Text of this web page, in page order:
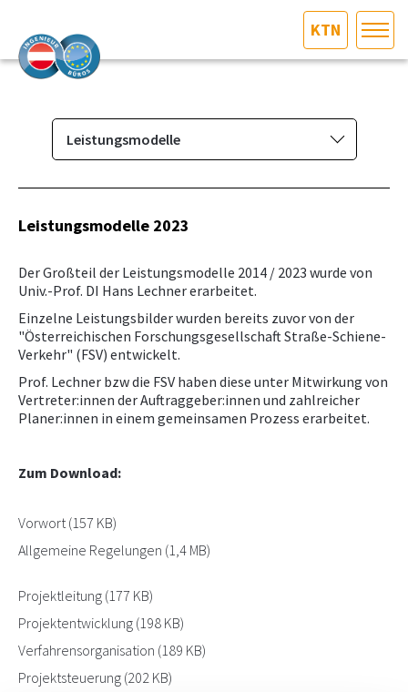
KTN
AKTUELLES/INGOO
DAS INGENIEURBÜRO
MITGLIEDER­VERZEICHNIS
SERVICE
KONTAKT
BETRIEBSCHECK
Leistungsmodelle
Das Ingenieurbüro
Berufsbild & Gründung
Vorbereitungskurs und
Befähigungsprüfung
Normenpaket
Ausschreibungsplattform
Leistungsbilder/Leistungsmodelle
Leistungsmodelle
Kalkulationsempfehlung
Leistungsmodelle 2023
Der Großteil der Leistungsmodelle 2014 / 2023 wurde von
Univ.-Prof. DI Hans Lechner erarbeitet.
Einzelne Leistungsbilder wurden bereits zuvor von der
"Österreichischen Forschungsgesellschaft Straße-Schiene-
Verkehr" (FSV) entwickelt.
Prof. Lechner bzw die FSV haben diese unter Mitwirkung von
Vertreter:innen der Auftraggeber:innen und zahlreicher
Planer:innen in einem gemeinsamen Prozess erarbeitet.
Zum Download:
Vorwort (157 KB)
Allgemeine Regelungen (1,4 MB)
Projektleitung (177 KB)
Projektentwicklung (198 KB)
Verfahrensorganisation (189 KB)
Projektsteuerung (202 KB)